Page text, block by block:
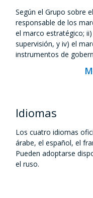
Según el Grupo sobre
responsable de los
el marco estratégico;
supervisión, y iv) el
instrumentos de
Idiomas
Los cuatro idiomas
árabe, el español, el
Pueden adoptarse
el ruso.